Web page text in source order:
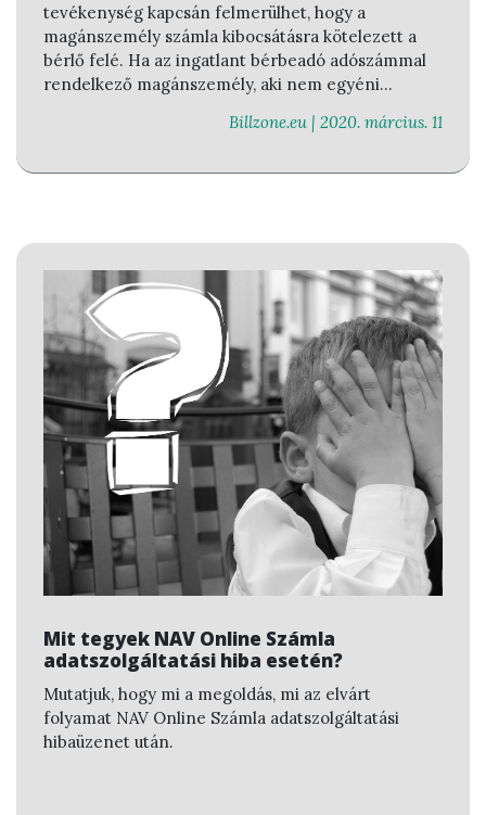
tevékenység kapcsán felmerülhet, hogy a
magánszemély számla kibocsátásra kötelezett a
bérlő felé. Ha az ingatlant bérbeadó adószámmal
rendelkező magánszemély, aki nem egyéni
szálláshely-szolgáltatási tevékenységét, akkor a
a számlakibocsátási kötelezettségének eleget
Billzone.eu | 2020. március. 11
Mit tegyek NAV Online Számla
adatszolgáltatási hiba esetén?
Mutatjuk, hogy mi a megoldás, mi az elvárt
folyamat NAV Online Számla adatszolgáltatási
hibaüzenet után.